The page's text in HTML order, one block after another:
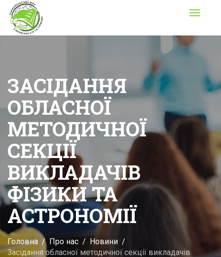
Toggle
ЗАСІДАННЯ
ОБЛАСНОЇ
МЕТОДИЧНОЇ
СЕКЦІЇ
ВИКЛАДАЧІВ
ФІЗИКИ ТА
АСТРОНОМІЇ
Головна Про нас
Новини
Засідання обласної методичної секції викладачів